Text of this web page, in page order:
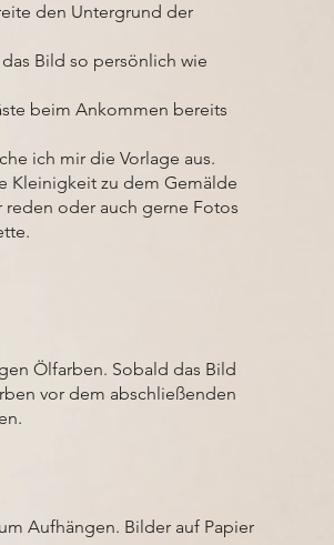
den Untergrund der
Bild so persönlich wie
beim Ankommen bereits
ich mir die Vorlage aus.
Kleinigkeit zu dem Gemälde
oder auch gerne Fotos
Ölfarben. Sobald das Bild
vor dem abschließenden
Aufhängen. Bilder auf Papier